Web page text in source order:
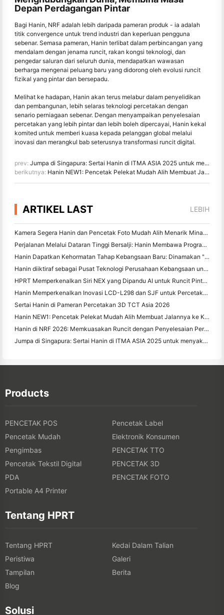
Depan Perdagangan Pintar
Bagi Hanin, NRF adalah lebih daripada pameran produk - ia adalah
titik convergence untuk trend industri dan keperluan pengguna
sebenar. Semasa pameran, Hanin terlibat dalam perbincangan yang
mendalam dengan jenama runcit, rakan kongsi teknologi, dan
pengedar saluran dari seluruh dunia, mendapatkan wawasan
berharga mengenai peluang baru yang didorong oleh evolusi runcit
fizikal yang pintar dan bersepadu.
Melihat ke hadapan, Hanin akan terus melabur dalam penyelidikan
dan pembangunan, lebih selaras teknologi percetakan dengan
senario perniagaan sebenar. Dengan menyampaikan penyelesaian
percetakan yang lebih pintar dan lebih boleh dipercayai, Hanin kekal
komited untuk memberi kuasa kepada pelanggan global melalui
inovasi dan merangkul bab seterusnya transformasi runcit digital.
prev: Jumpa di Singapura: Sertai Hanin di ITMA ASIA 2025 untuk menyaksikan Teknologi Percetakan Digital Terbaru
berikutnya: Hanin NEW1: Pencetak Pelekat Mudah Alih Membuat Jalannya ke Kedai LOFT Jepun
ARTIKEL LAST LEBIH
Kamera Segera Hanin dan Pencetak Foto Mudah Alih Menarik Minat yang Kuat di IEAE Shenzhen 2026
Perjalanan Melalui Dataran Tinggi Bersalji: Hanin Membawa Program Pendidikan Fotografi kepada Kanak-kanak di Qamdo
Hanin Dapatkan Kehormatan Tahap Kebangsaan Baru: Dinamakan "2026 Made in China · Jenama Dipercayai oleh Pengguna"
Hanin diiktiraf sebagai Pusat Teknologi Perusahaan Kebangsaan untuk Kepimpinan Inovasi
HPRT Memperkenalkan Siri NEX yang Dipandu AI untuk Runcit Pintar di CHINASHOP 2026
Hanin Memperkenalkan Inovasi LCD-L298 dan SJF untuk Percetakan 3D Perindustrian di TCT Asia 2026
Sertai Hanin di Pameran Percetakan 3D TCT Asia 2026
Hanin NEW1: Pencetak Pelekat Mudah Alih Membuat Jalannya ke Kedai LOFT Jepun
Hanin di NRF 2026: Memkuasakan Runcit dengan Penyelesaian Percetakan Pintar Senario Penuh
Jumpa di Singapura: Sertai Hanin di ITMA ASIA 2025 untuk menyaksikan Teknologi Percetakan Digital Terbaru
Products
PENCETAK POS
Pencetak Label
Pencetak Mudah
Elektronik Konsumen
Pengimbas
PENCETAK TTO
Pencetak Tekstil Digital
PENCETAK 3D
PDA
PENCETAK FOTO
Portable A4 Printer
Tentang HPRT
Tentang HPRT
Kedai Dalam Talian
Peristiwa
Galeri
Tampilan
Berita
Blog
Solusi